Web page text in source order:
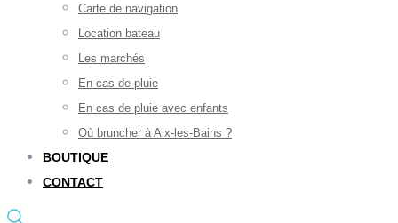
Carte de navigation
Location bateau
Les marchés
En cas de pluie
En cas de pluie avec enfants
Où bruncher à Aix-les-Bains ?
BOUTIQUE
CONTACT